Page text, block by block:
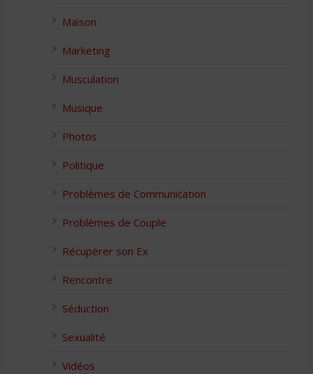
Maison
Marketing
Musculation
Musique
Photos
Politique
Problèmes de Communication
Problèmes de Couple
Récupérer son Ex
Rencontre
Séduction
Sexualité
Vidéos